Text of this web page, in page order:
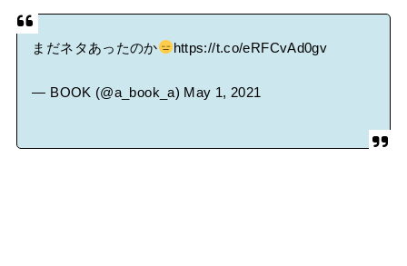
まだネタあったのか https://t.co/eRFCvAd0gv
— BOOK (@a_book_a) May 1, 2021